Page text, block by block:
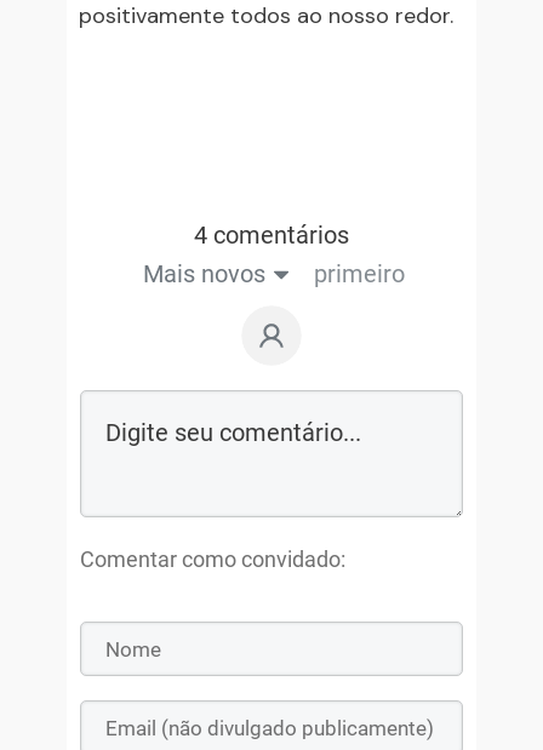
positivamente todos ao nosso redor.
4 comentários
Mais novos
primeiro
Comentar como convidado: